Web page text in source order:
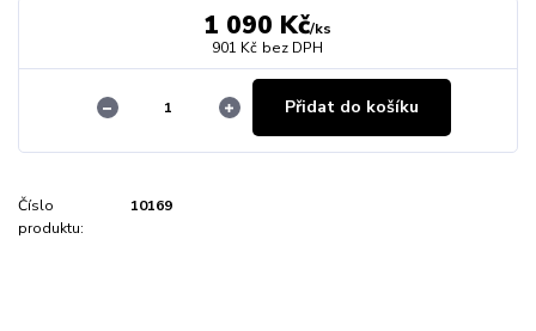
1 090 Kč/ks
901 Kč bez DPH
Přidat do košíku
Číslo
produktu:
10169